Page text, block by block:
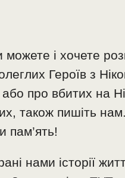
і хочете
Героїв з
про вбитих на
також пишіть
пам’ять!
нами історії